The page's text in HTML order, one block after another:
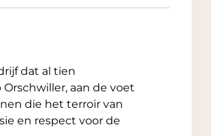
op natuurlijke wijze
de wijnstokken beter
met afwisselend
en traditie goed in
maar met een minimale
pneumatische
dat al tien
aan de voet
die het terroir van
en respect voor de